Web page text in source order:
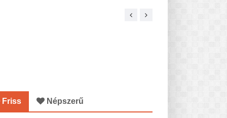
Friss Népszerű